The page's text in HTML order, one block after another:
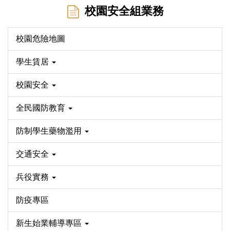
校園安全組業務
校園危險地圖
學生賃居
校園安全
全民國防教育
防制學生藥物濫用
交通安全
兵役實務
防疫專區
新生始業輔導專區